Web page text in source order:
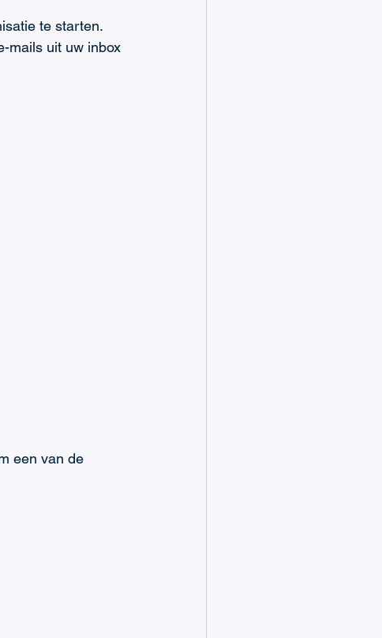
te starten.
mails uit uw inbox
een van de